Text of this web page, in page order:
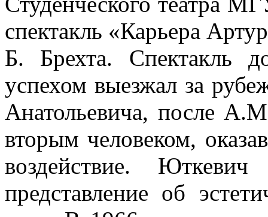
спектакль «Карьера
Б. Брехта. Спектакль
успехом выезжал за
Анатольевича, после
вторым человеком,
воздействие.
представление об